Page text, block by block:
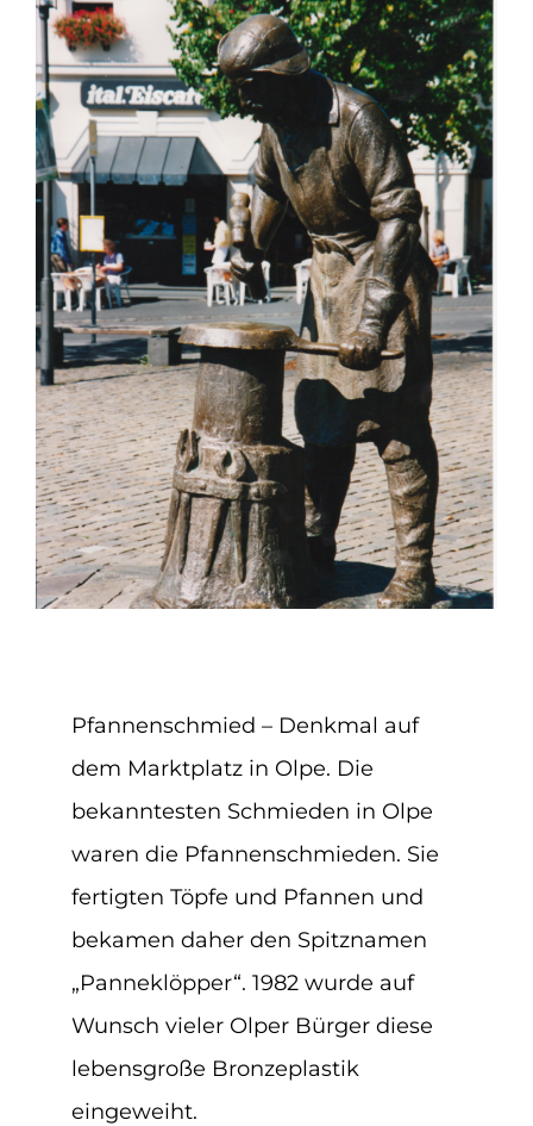
Plastiken
Malerei
Reliefs
Porträts
Impressionen
Presse
Suche
nach:
Pfannenschmied – Denkmal auf
dem Marktplatz in Olpe. Die
bekanntesten Schmieden in Olpe
waren die Pfannenschmieden. Sie
fertigten Töpfe und Pfannen und
bekamen daher den Spitznamen
„Panneklöpper“. 1982 wurde auf
Wunsch vieler Olper Bürger diese
lebensgroße Bronzeplastik
eingeweiht.